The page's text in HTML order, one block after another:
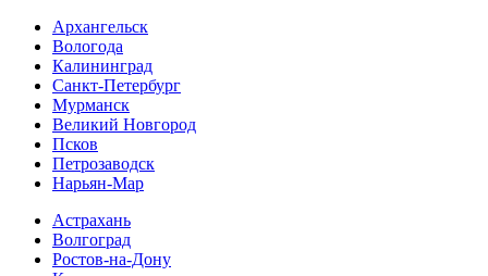
Архангельск
Вологода
Калининград
Санкт-Петербург
Мурманск
Великий Новгород
Псков
Петрозаводск
Нарьян-Мар
Астрахань
Волгоград
Ростов-на-Дону